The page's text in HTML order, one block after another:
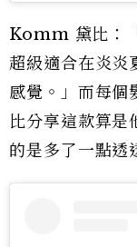
Komm 黛比：
超級適合在炎炎
感覺‪‪。」而每個
比分享這款算是
的是多了一點透